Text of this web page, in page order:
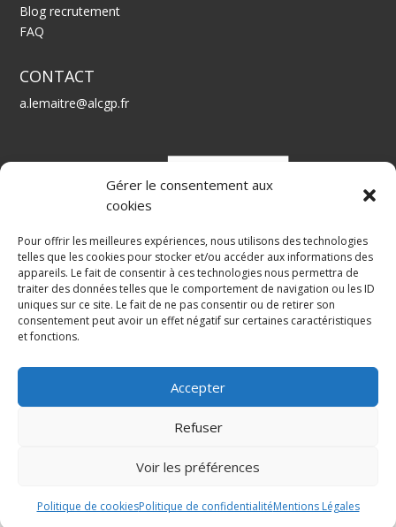
Gérer le consentement aux
cookies
Pour offrir les meilleures expériences, nous utilisons des technologies
telles que les cookies pour stocker et/ou accéder aux informations des
appareils. Le fait de consentir à ces technologies nous permettra de
traiter des données telles que le comportement de navigation ou les ID
uniques sur ce site. Le fait de ne pas consentir ou de retirer son
consentement peut avoir un effet négatif sur certaines caractéristiques
et fonctions.
Accepter
Refuser
Voir les préférences
Politique de cookiesPolitique de confidentialitéMentions Légales
Blog recrutement
FAQ
CONTACT
a.lemaitre@alcgp.fr
Alcgp, société de conseil en gestion de patrimoine
Alexandre Lemaitre – Conseil et gestion de patrimoine